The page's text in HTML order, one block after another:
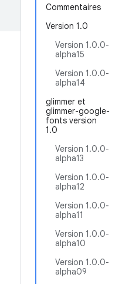
Commentaires
Version 1.0
Version 1.0.0-
alpha15
Version 1.0.0-
alpha14
glimmer et
glimmer-google-
fonts version
1.0
Version 1.0.0-
alpha13
Version 1.0.0-
alpha12
Version 1.0.0-
alpha11
Version 1.0.0-
alpha10
Version 1.0.0-
alpha09